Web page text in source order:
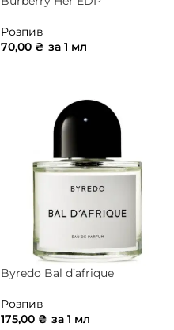
Розпив
70,00 ₴ за 1 мл
Byredo Bal d’afrique
Розпив
175,00 ₴ за 1 мл